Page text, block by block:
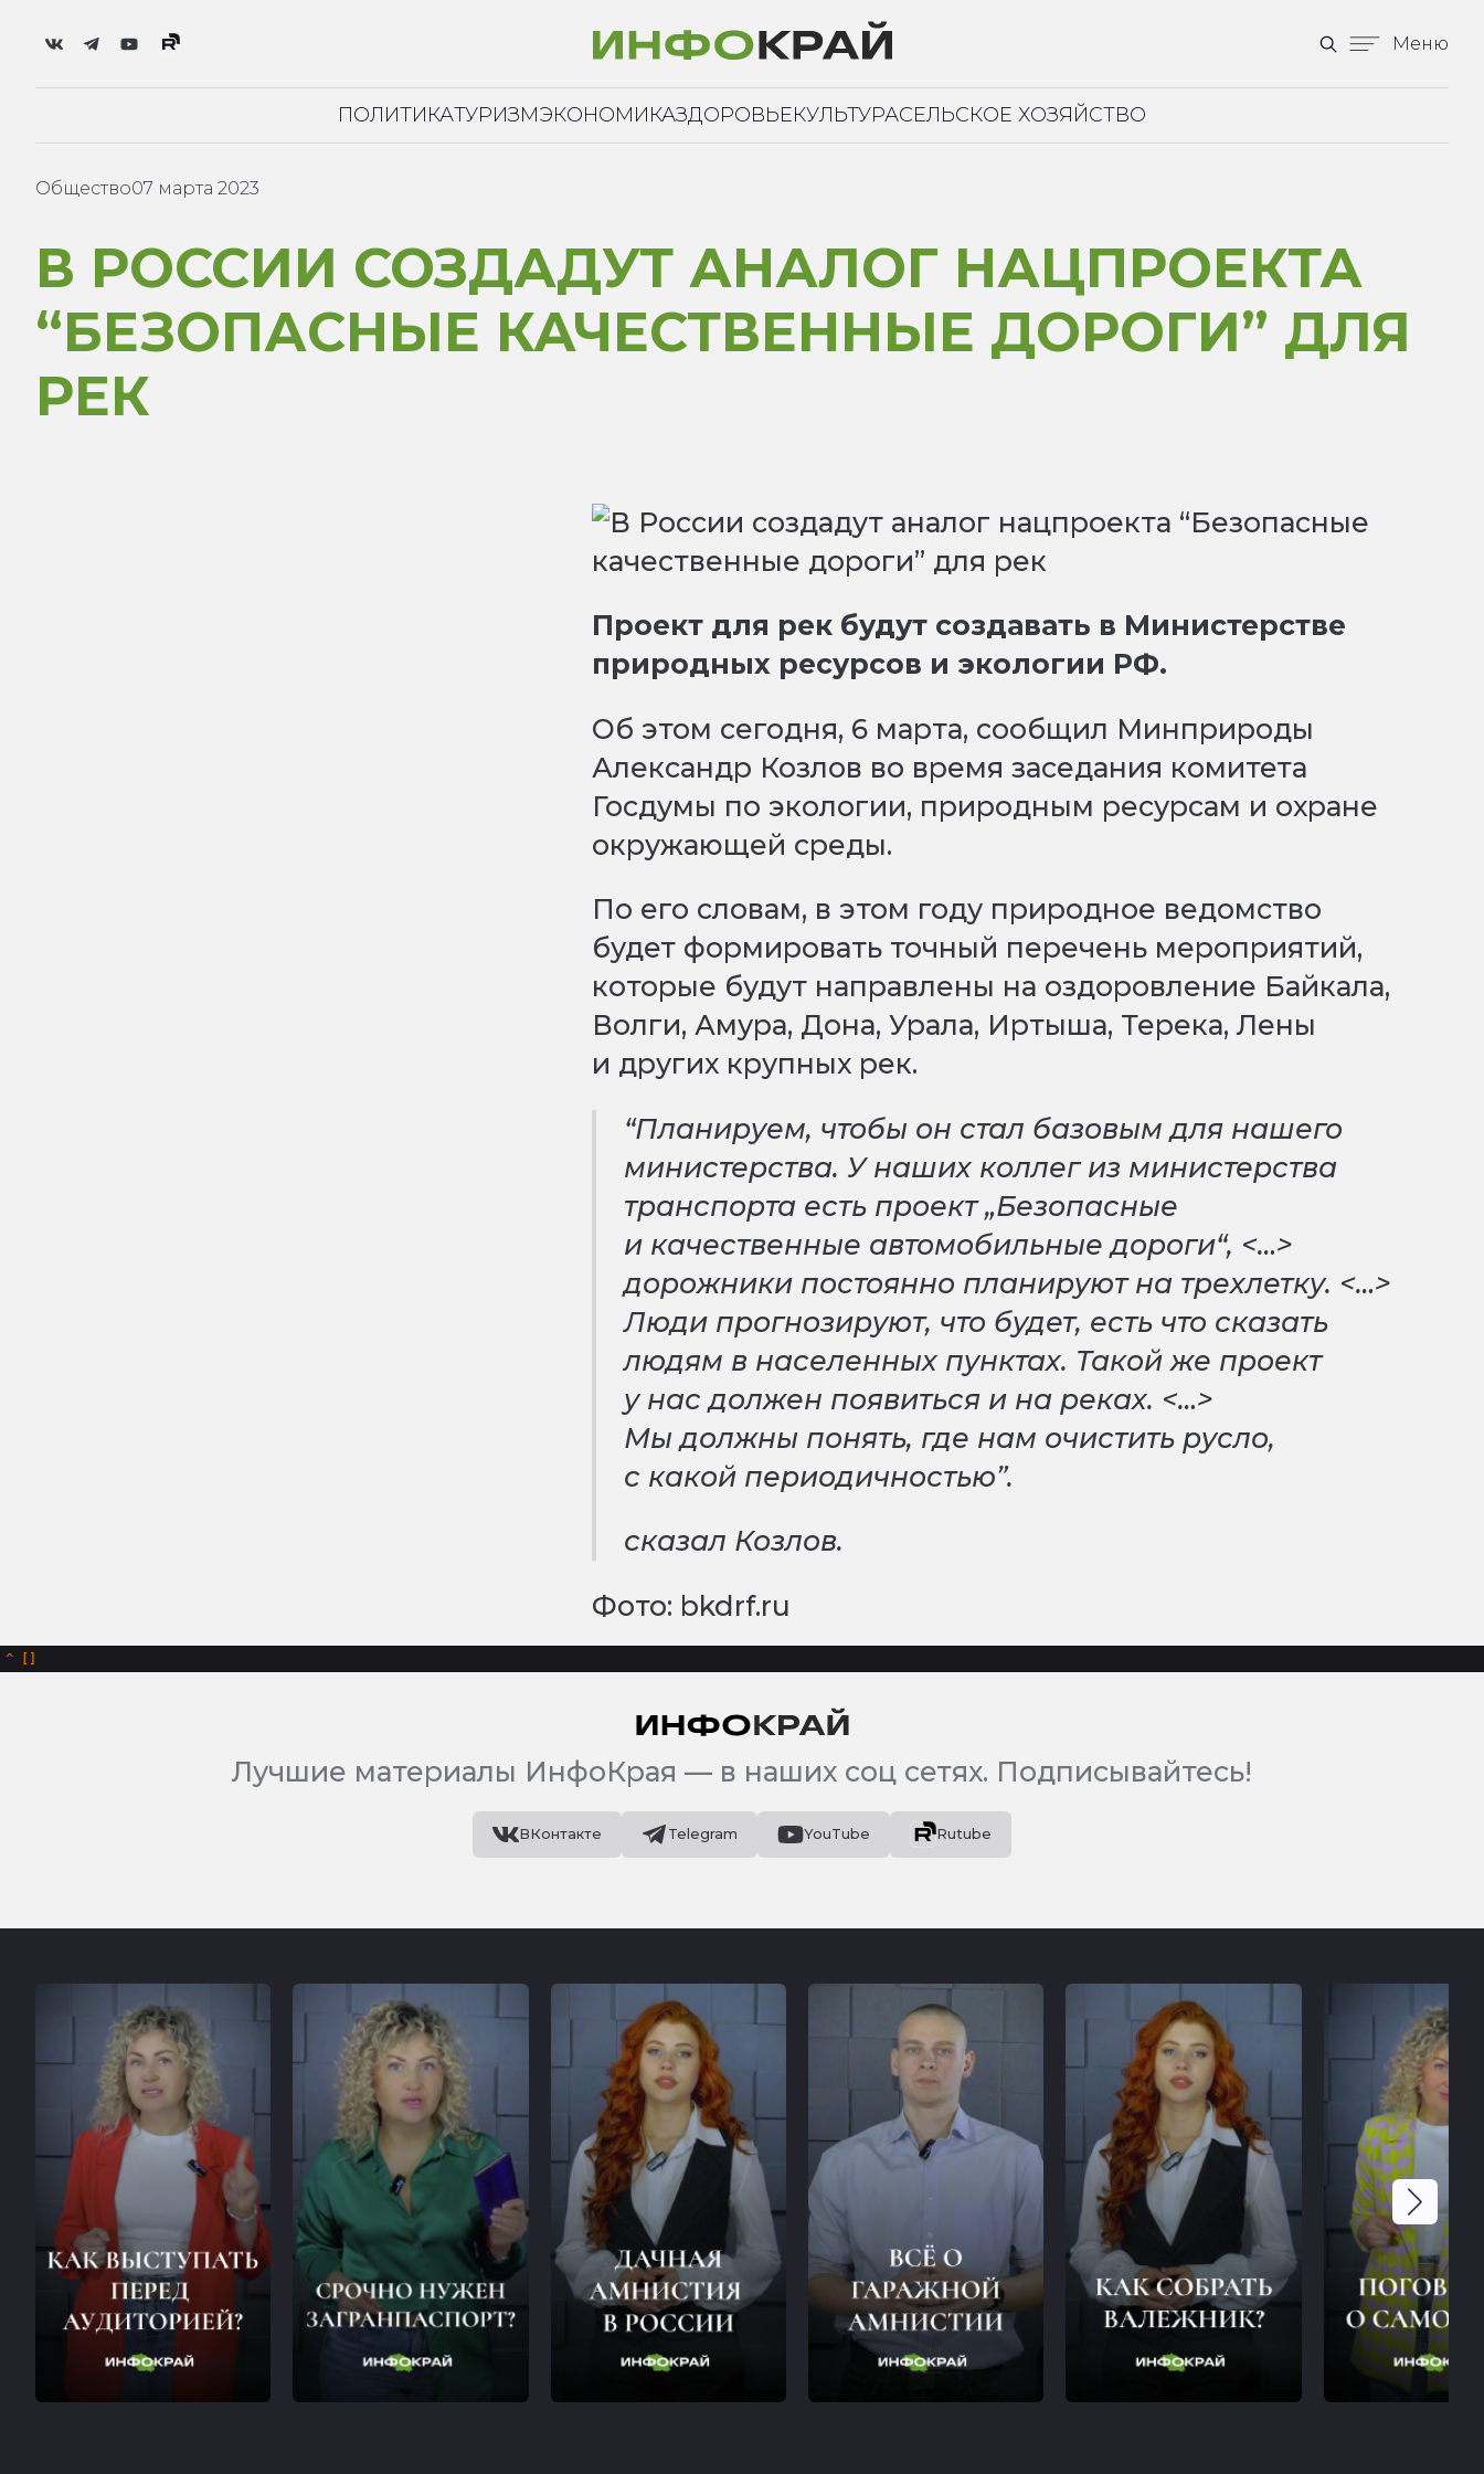
Меню
ПОЛИТИКАТУРИЗМЭКОНОМИКАЗДОРОВЬЕКУЛЬТУРАСЕЛЬСКОЕ ХОЗЯЙСТВО
Общество07 марта 2023
В РОССИИ СОЗДАДУТ АНАЛОГ НАЦПРОЕКТА
“БЕЗОПАСНЫЕ КАЧЕСТВЕННЫЕ ДОРОГИ” ДЛЯ
РЕК
Проект для рек будут создавать в Министерстве
природных ресурсов и экологии РФ.
Об этом сегодня, 6 марта, сообщил Минприроды
Александр Козлов во время заседания комитета
Госдумы по экологии, природным ресурсам и охране
окружающей среды.
По его словам, в этом году природное ведомство
будет формировать точный перечень мероприятий,
которые будут направлены на оздоровление Байкала,
Волги, Амура, Дона, Урала, Иртыша, Терека, Лены
и других крупных рек.
“Планируем, чтобы он стал базовым для нашего
министерства. У наших коллег из министерства
транспорта есть проект „Безопасные
и качественные автомобильные дороги“, <…>
дорожники постоянно планируют на трехлетку. <…>
Люди прогнозируют, что будет, есть что сказать
людям в населенных пунктах. Такой же проект
у нас должен появиться и на реках. <…>
Мы должны понять, где нам очистить русло,
с какой периодичностью”.
сказал Козлов.
Фото: bkdrf.ru
^
Лучшие материалы ИнфоКрая — в наших соц сетях. Подписывайтесь!
ВКонтакте Telegram YouTube Rutube